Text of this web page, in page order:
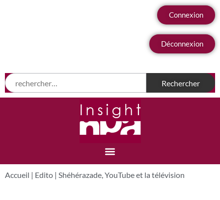
Connexion
Déconnexion
Accueil | Edito | Shéhérazade, YouTube et la télévision